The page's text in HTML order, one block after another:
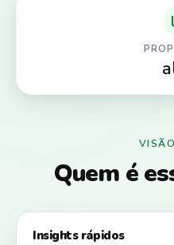
Quem é
Insights rápidos